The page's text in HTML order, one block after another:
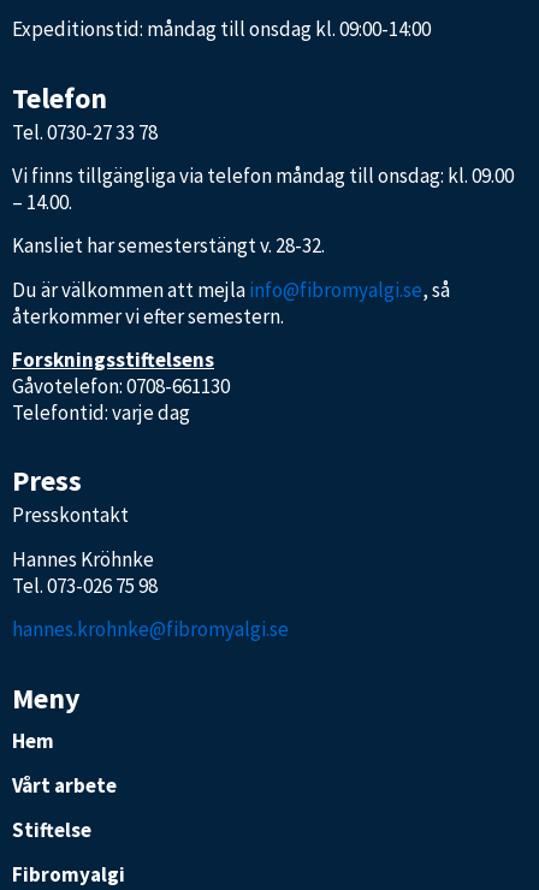
Expeditionstid: måndag till onsdag kl. 09:00-14:00
Telefon
Tel.0730-27 33 78
Vi finns tillgängliga via telefon måndag till onsdag: kl. 09.00
– 14.00.
Kansliet har semesterstängt v. 28-32.
Du är välkommen att mejlainfo@fibromyalgi.se, så
återkommer vi efter semestern.
Forskningsstiftelsens
Gåvotelefon: 0708-661130
Telefontid: varje dag
Press
Presskontakt
Hannes Kröhnke
Tel.073-026 75 98
hannes.krohnke@fibromyalgi.se
Meny
Hem
Vårt arbete
Stiftelse
Fibromyalgi